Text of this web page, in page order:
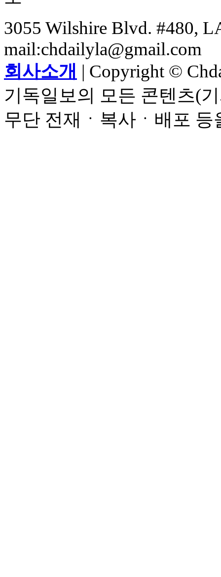
3055 Wilshire Blvd. #480,
mail:chdailyla@gmail.com
회사소개 | Copyright ©
기독일보의 모든 콘텐츠(
무단 전재ㆍ복사ㆍ배포 등